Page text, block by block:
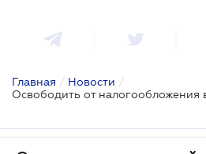
Главная / Новости /